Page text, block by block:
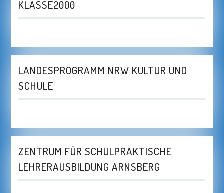
KLASSE2000
LANDESPROGRAMM NRW KULTUR UND
SCHULE
ZENTRUM FÜR SCHULPRAKTISCHE
LEHRERAUSBILDUNG ARNSBERG